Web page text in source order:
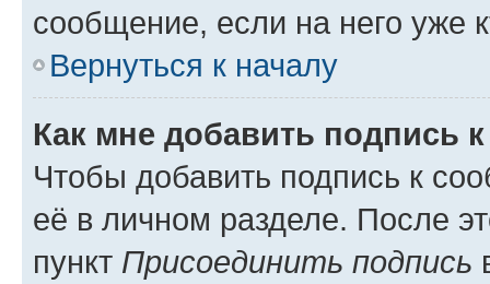
сообщение, если на него уже
Вернуться к началу
Как мне добавить подпись
Чтобы добавить подпись к
её в личном разделе. После
пункт Присоединить подпись